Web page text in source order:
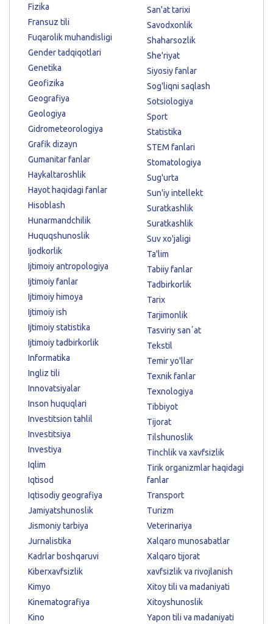
Fizika
Fransuz tili
Fuqarolik muhandisligi
Gender tadqiqotlari
Genetika
Geofizika
Geografiya
Geologiya
Gidrometeorologiya
Grafik dizayn
Gumanitar fanlar
Haykaltaroshlik
Hayot haqidagi fanlar
Hisoblash
Hunarmandchilik
Huquqshunoslik
Ijodkorlik
Ijtimoiy antropologiya
Ijtimoiy fanlar
Ijtimoiy himoya
Ijtimoiy ish
Ijtimoiy statistika
Ijtimoiy tadbirkorlik
Informatika
Ingliz tili
Innovatsiyalar
Inson huquqlari
Investitsion tahlil
Investitsiya
Investiya
Iqlim
Iqtisod
Iqtisodiy geografiya
Jamiyatshunoslik
Jismoniy tarbiya
Jurnalistika
Kadrlar boshqaruvi
Kiberxavfsizlik
Kimyo
Kinematografiya
Kino
San'at tarixi
Savodxonlik
Shaharsozlik
She'riyat
Siyosiy fanlar
Sog'liqni saqlash
Sotsiologiya
Sport
Statistika
STEM fanlari
Stomatologiya
Sug'urta
Sun'iy intellekt
Suratkashlik
Suratkashlik
Suv xo'jaligi
Ta'lim
Tabiiy fanlar
Tadbirkorlik
Tarix
Tarjimonlik
Tasviriy sanʼat
Tekstil
Temir yo'llar
Texnik fanlar
Texnologiya
Tibbiyot
Tijorat
Tilshunoslik
Tinchlik va xavfsizlik
Tirik organizmlar haqidagi
fanlar
Transport
Turizm
Veterinariya
Xalqaro munosabatlar
Xalqaro tijorat
xavfsizlik va rivojlanish
Xitoy tili va madaniyati
Xitoyshunoslik
Yapon tili va madaniyati